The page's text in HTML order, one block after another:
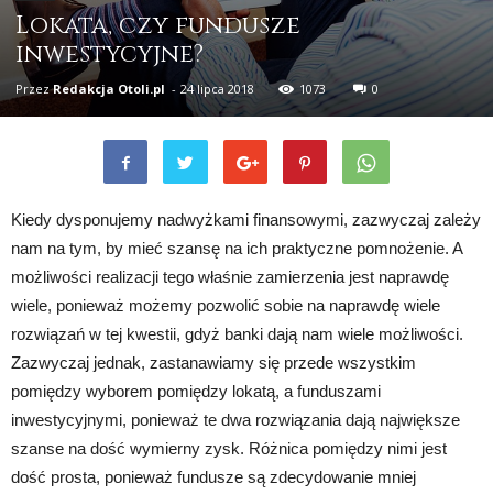
Lokata, czy fundusze
inwestycyjne?
PrzezRedakcja Otoli.pl - 24 lipca 2018 1073 0
Kiedy dysponujemy nadwyżkami finansowymi, zazwyczaj zależy
nam na tym, by mieć szansę na ich praktyczne pomnożenie. A
możliwości realizacji tego właśnie zamierzenia jest naprawdę
wiele, ponieważ możemy pozwolić sobie na naprawdę wiele
rozwiązań w tej kwestii, gdyż banki dają nam wiele możliwości.
Zazwyczaj jednak, zastanawiamy się przede wszystkim
pomiędzy wyborem pomiędzy lokatą, a funduszami
inwestycyjnymi, ponieważ te dwa rozwiązania dają największe
szanse na dość wymierny zysk. Różnica pomiędzy nimi jest
dość prosta, ponieważ fundusze są zdecydowanie mniej